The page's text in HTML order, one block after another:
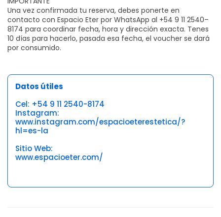
Una vez confirmada tu reserva, debes ponerte en
contacto con Espacio Eter por WhatsApp al +54 9 11 2540–
8174 para coordinar fecha, hora y dirección exacta. Tenes
10 días para hacerlo, pasada esa fecha, el voucher se dará
por consumido.
Datos útiles
Cel: +54 9 11 2540-8174
Instagram:
www.instagram.com/espacioeterestetica/?
hl=es-la
Sitio Web:
www.espacioeter.com/